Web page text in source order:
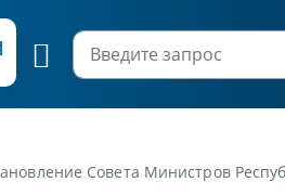
Совета Министров